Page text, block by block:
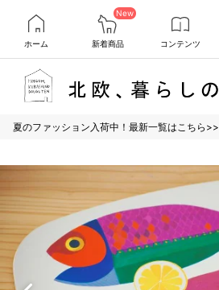
ホーム
New
新着商品 コンテンツ
夏のファッション入荷中！最新一覧はこちら>>